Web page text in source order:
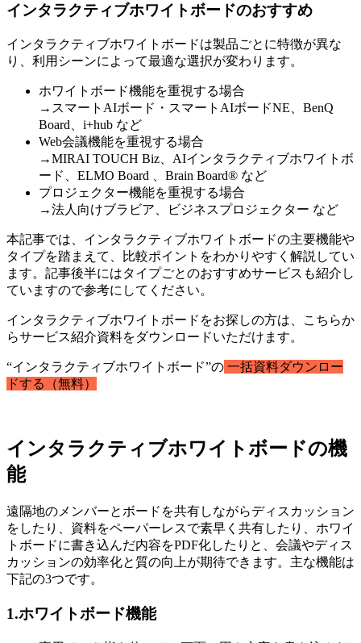
インタラクティブホワイトボードのおすすめ
インタラクティブホワイトボードは製品ごとに特徴が異な
り、利用シーンによって最適な選択が変わります。
ホワイトボード機能を重視する場合
→スマートAIボード・スマートAIボードNE、BenQ
Board、i+hub など
Web会議機能を重視する場合
→MIRAI TOUCH Biz、AIインタラクティブホワイトボ
ード、ELMO Board 、Brain Board® など
プロジェクター機能を重視する場合
→法人向けブラビア、ビジネスプロジェクター など
本記事では、インタラクティブホワイトボードの主要機能や
タイプを踏まえて、比較ポイントをわかりやすく解説してい
ます。記事後半にはタイプごとのおすすめサービスも紹介し
ていますので参考にしてください。
インタラクティブホワイトボードをお探しの方は、こちらか
らサービス紹介資料をダウンロードいただけます。
“インタラクティブホワイトボード”の 一括資料ダウンロー
ドする（無料）
インタラクティブホワイトボードの機
能
遠隔地のメンバーとボードを共有しながらディスカッション
をしたり、資料をペーパーレスで素早く共有したり、ホワイ
トボードに書き込んだ内容をPDF化したりと、会議やディス
カッションの効率化と質の向上が期待できます。主な機能は
下記の3つです。
1.ホワイトボード機能